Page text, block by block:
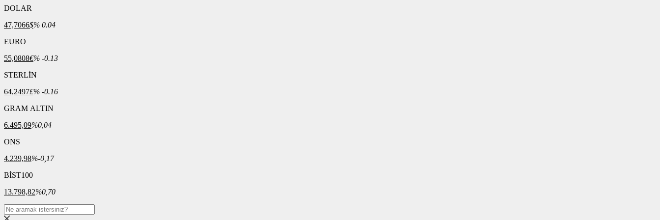
DOLAR
47,7066$% 0.04
EURO
55,0808€% -0.13
STERLİN
64,2497£% -0.16
GRAM ALTIN
6.495,09%0,04
ONS
4.239,98%-0,17
BİST100
13.798,82%0,70